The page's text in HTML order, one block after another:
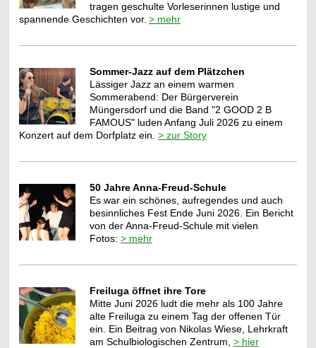
tragen geschulte Vorleserinnen lustige und
spannende Geschichten vor. > mehr
Sommer-Jazz auf dem Plätzchen
Lässiger Jazz an einem warmen
Sommerabend: Der Bürgerverein
Müngersdorf und die Band "2 GOOD 2 B
FAMOUS" luden Anfang Juli 2026 zu einem
Konzert auf dem Dorfplatz ein. > zur Story
50 Jahre Anna-Freud-Schule
Es war ein schönes, aufregendes und auch
besinnliches Fest Ende Juni 2026. Ein Bericht
von der Anna-Freud-Schule mit vielen
Fotos: > mehr
Freiluga öffnet ihre Tore
Mitte Juni 2026 ludt die mehr als 100 Jahre
alte Freiluga zu einem Tag der offenen Tür
ein. Ein Beitrag von Nikolas Wiese, Lehrkraft
am Schulbiologischen Zentrum, > hier